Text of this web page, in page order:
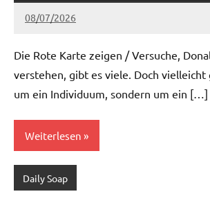
08/07/2026
Ria
Keine
Die Rote Karte zeigen / Versuche,
verstehen, gibt es viele. Doch
um ein Individuum, sondern um ein […]
Weiterlesen
Daily Soap